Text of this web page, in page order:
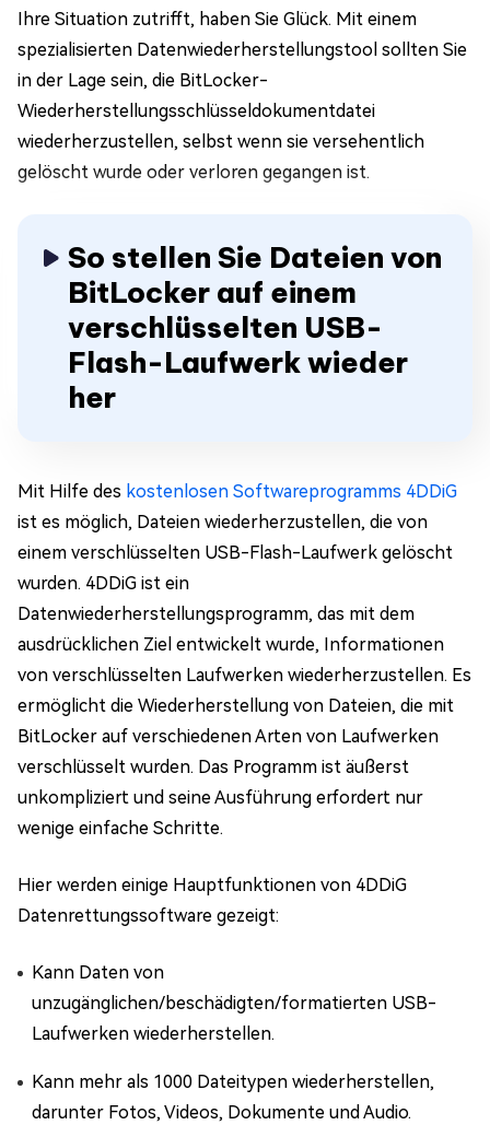
Ihre Situation zutrifft, haben Sie Glück. Mit einem
spezialisierten Datenwiederherstellungstool sollten Sie
in der Lage sein, die BitLocker-
Wiederherstellungsschlüsseldokumentdatei
wiederherzustellen, selbst wenn sie versehentlich
gelöscht wurde oder verloren gegangen ist.
So stellen Sie Dateien von
BitLocker auf einem
verschlüsselten USB-
Flash-Laufwerk wieder
her
Mit Hilfe des kostenlosen Softwareprogramms 4DDiG
ist es möglich, Dateien wiederherzustellen, die von
einem verschlüsselten USB-Flash-Laufwerk gelöscht
wurden. 4DDiG ist ein
Datenwiederherstellungsprogramm, das mit dem
ausdrücklichen Ziel entwickelt wurde, Informationen
von verschlüsselten Laufwerken wiederherzustellen. Es
ermöglicht die Wiederherstellung von Dateien, die mit
BitLocker auf verschiedenen Arten von Laufwerken
verschlüsselt wurden. Das Programm ist äußerst
unkompliziert und seine Ausführung erfordert nur
wenige einfache Schritte.
Hier werden einige Hauptfunktionen von 4DDiG
Datenrettungssoftware gezeigt:
Kann Daten von
unzugänglichen/beschädigten/formatierten USB-
Laufwerken wiederherstellen.
Kann mehr als 1000 Dateitypen wiederherstellen,
darunter Fotos, Videos, Dokumente und Audio.